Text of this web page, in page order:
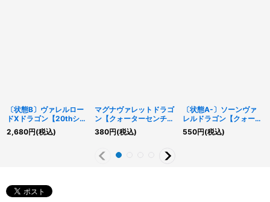
〔状態B〕ヴァレルロー
ドXドラゴン【20thシー
クレット】{RIRA-
JP039}《エクシーズ》
2,680円(税込)
マグナヴァレットドラゴ
ン【クォーターセンチュ
リーシークレット】
{QCCP-JP091}《モン
380円(税込)
〔状態A-〕ソーンヴァ
レルドラゴン【クォータ
ーセンチュリーシークレ
ット】{QCCP-JP101}
550円(税込)